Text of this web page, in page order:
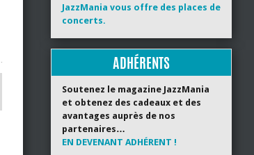
JazzMania vous offre des places de
concerts.
ADHÉRENTS
Soutenez le magazine JazzMania
et obtenez des cadeaux et des
avantages auprès de nos
partenaires…
EN DEVENANT ADHÉRENT !